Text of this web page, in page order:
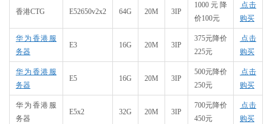
香港CTG E52650v2x2 64G 20M 3IP
1000元降
价100元
点击
购买
华为香港服
务器
E3 16G 20M 3IP
375元降价
225元
点击
购买
华为香港服
务器
E5 16G 20M 3IP
500元降价
250元
点击
购买
华为香港服
务器
E5x2 32G 20M 3IP
700元降价
450元
点击
购买